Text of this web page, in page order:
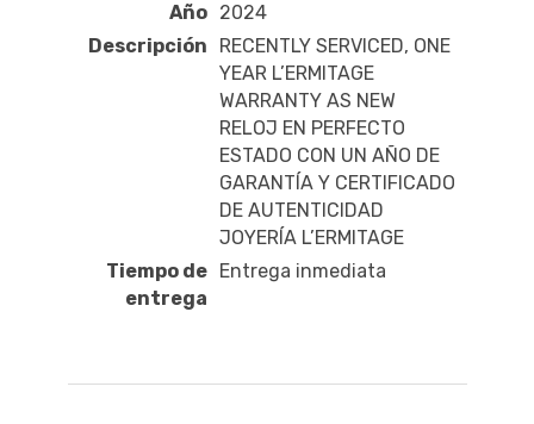
Año 2024
Descripción
RECENTLY SERVICED, ONE
YEAR L’ERMITAGE
WARRANTY AS NEW
RELOJ EN PERFECTO
ESTADO CON UN AÑO DE
GARANTÍA Y CERTIFICADO
DE AUTENTICIDAD
JOYERÍA L’ERMITAGE
Tiempo de
entrega
Entrega inmediata